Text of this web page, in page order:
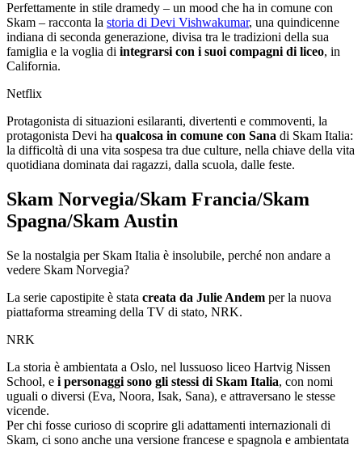
Perfettamente in stile dramedy – un mood che ha in comune con
Skam – racconta la storia di Devi Vishwakumar, una quindicenne
indiana di seconda generazione, divisa tra le tradizioni della sua
famiglia e la voglia di integrarsi con i suoi compagni di liceo, in
California.
Netflix
Protagonista di situazioni esilaranti, divertenti e commoventi, la
protagonista Devi ha qualcosa in comune con Sana di Skam Italia:
la difficoltà di una vita sospesa tra due culture, nella chiave della vita
quotidiana dominata dai ragazzi, dalla scuola, dalle feste.
Skam Norvegia/Skam Francia/Skam
Spagna/Skam Austin
Se la nostalgia per Skam Italia è insolubile, perché non andare a
vedere Skam Norvegia?
La serie capostipite è stata creata da Julie Andem per la nuova
piattaforma streaming della TV di stato, NRK.
NRK
La storia è ambientata a Oslo, nel lussuoso liceo Hartvig Nissen
School, e i personaggi sono gli stessi di Skam Italia, con nomi
uguali o diversi (Eva, Noora, Isak, Sana), e attraversano le stesse
vicende.
Per chi fosse curioso di scoprire gli adattamenti internazionali di
Skam, ci sono anche una versione francese e spagnola e ambientata